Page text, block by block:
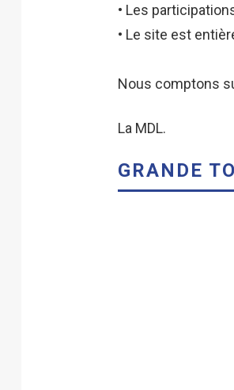
• Les
• Le site est
Nous comptons
La MDL.
GRANDE